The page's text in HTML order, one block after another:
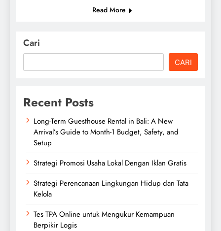
Read More
Cari
CARI
Recent Posts
Long-Term Guesthouse Rental in Bali: A New
Arrival’s Guide to Month-1 Budget, Safety, and
Setup
Strategi Promosi Usaha Lokal Dengan Iklan Gratis
Strategi Perencanaan Lingkungan Hidup dan Tata
Kelola
Tes TPA Online untuk Mengukur Kemampuan
Berpikir Logis